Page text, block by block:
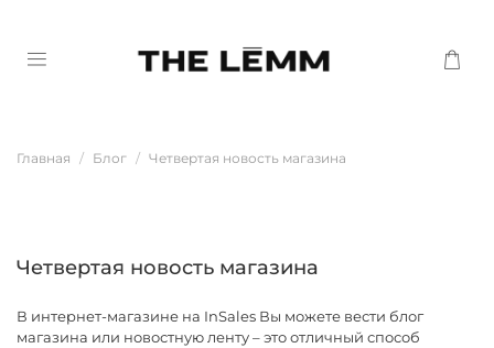
Главная Блог Четвертая новость магазина
Четвертая новость магазина
В интернет-магазине на InSales Вы можете вести блог
магазина или новостную ленту – это отличный способ